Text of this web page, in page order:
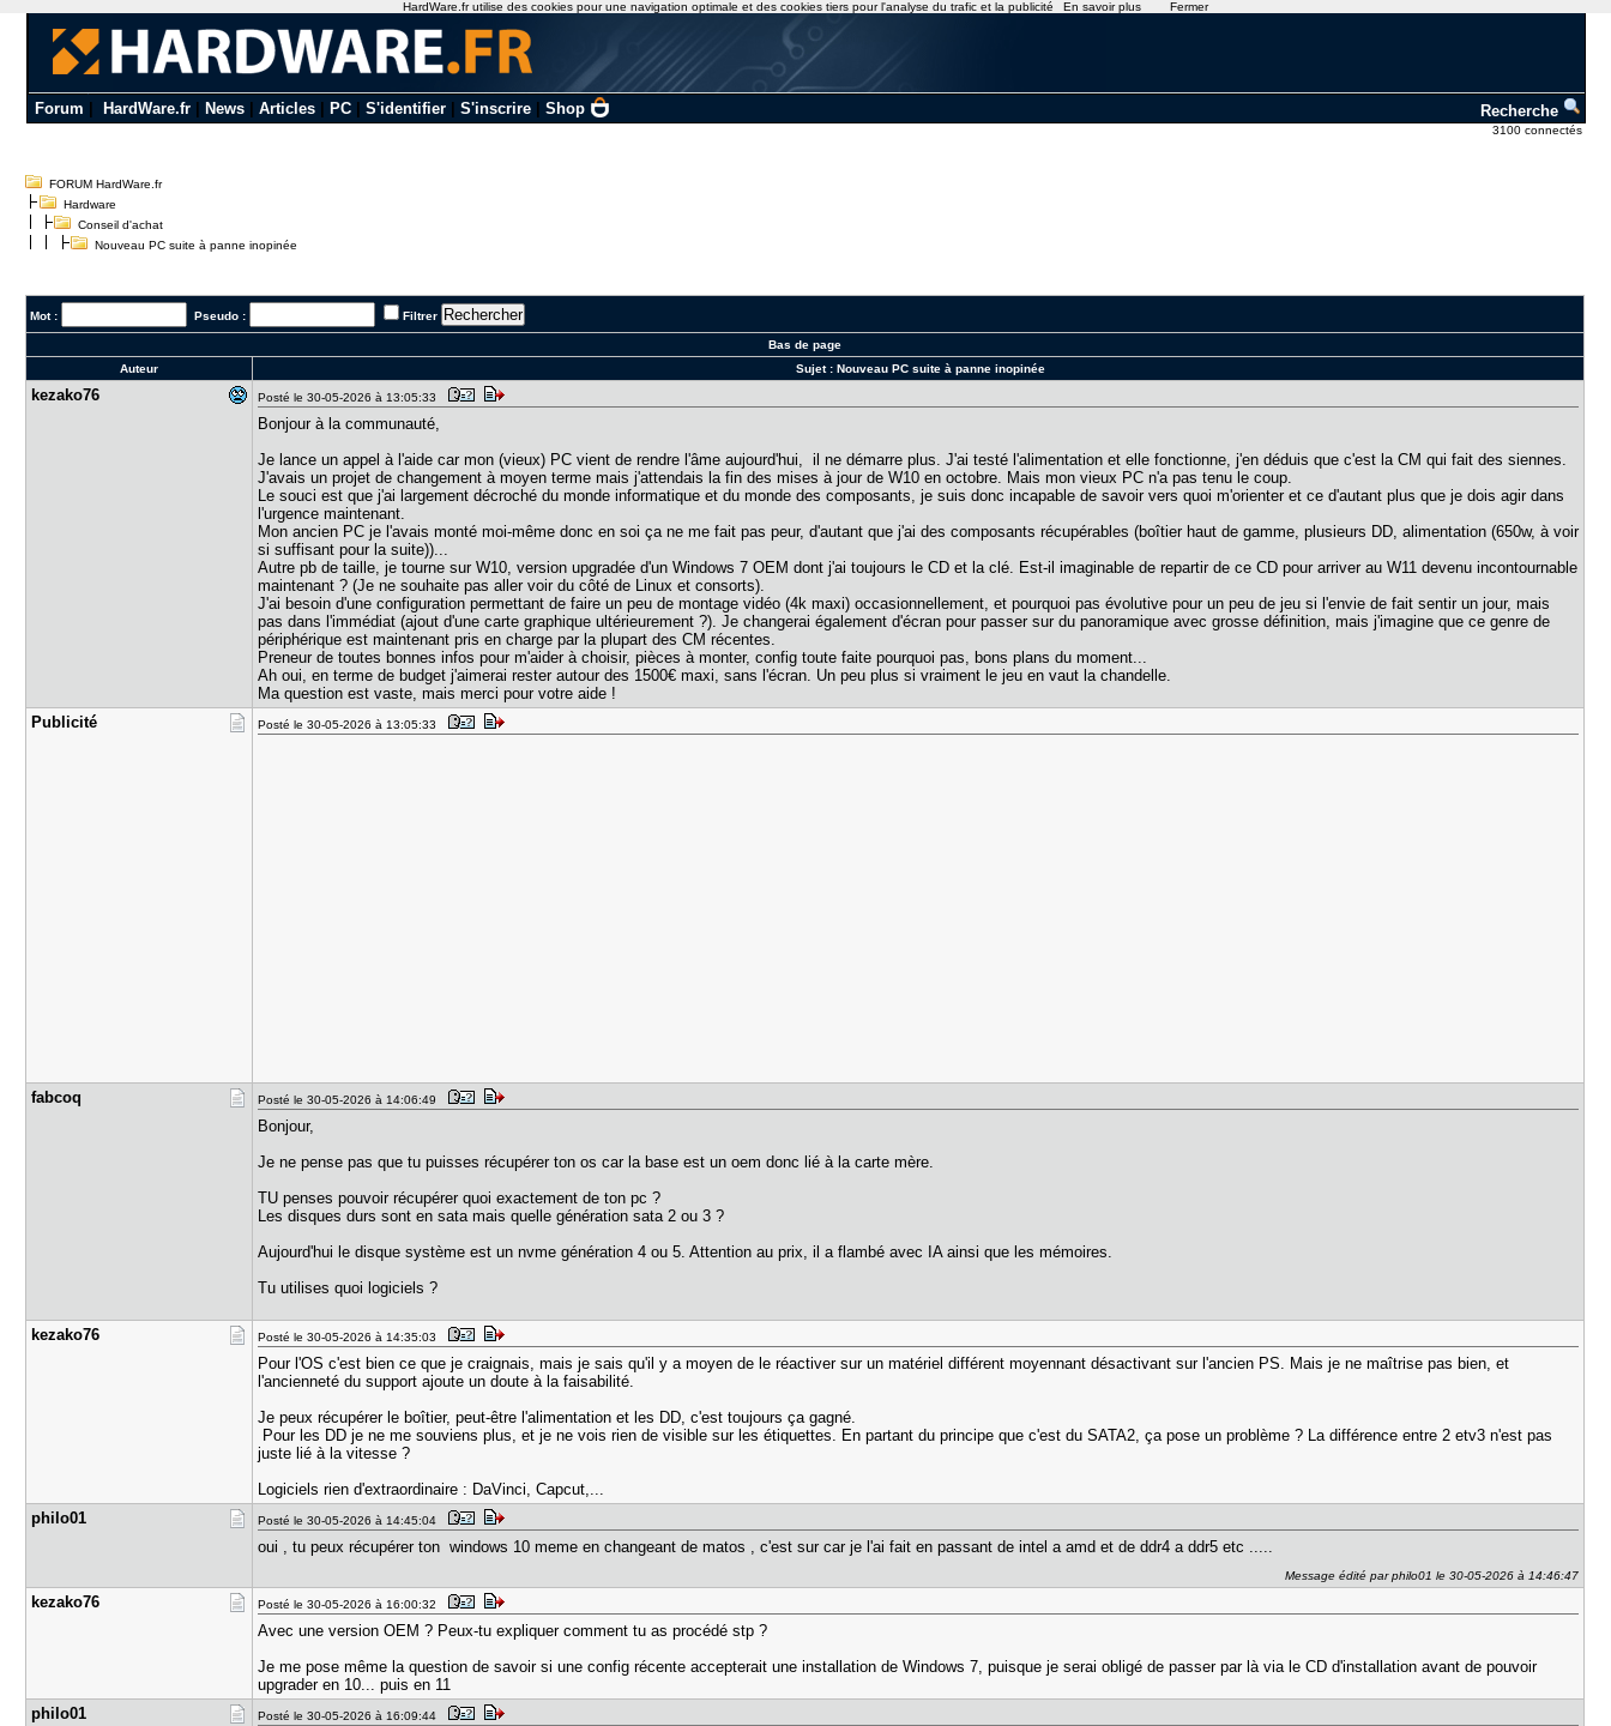
Forum HardWare.fr| News| Articles| PC| S'identifier| S'inscrire| Shop Recherche
3100 connectés
FORUM HardWare.fr
Hardware
Conseil d'achat
Nouveau PC suite à panne inopinée
Mot : Pseudo : Filtrer
Bas de page
Auteur
Sujet : Nouveau PC suite à panne inopinée
kezako76 Posté le 30-05-2026 à 13:05:33
Bonjour à la communauté,
Je lance un appel à l'aide car mon (vieux) PC vient de rendre l'âme aujourd'hui, il ne démarre plus. J'ai testé l'alimentation et elle fonctionne, j'en déduis que c'est la CM qui fait des siennes.
J'avais un projet de changement à moyen terme mais j'attendais la fin des mises à jour de W10 en octobre. Mais mon vieux PC n'a pas tenu le coup.
Le souci est que j'ai largement décroché du monde informatique et du monde des composants, je suis donc incapable de savoir vers quoi m'orienter et ce d'autant plus que je dois agir dans
l'urgence maintenant.
Mon ancien PC je l'avais monté moi-même donc en soi ça ne me fait pas peur, d'autant que j'ai des composants récupérables (boîtier haut de gamme, plusieurs DD, alimentation (650w, à voir
si suffisant pour la suite))...
Autre pb de taille, je tourne sur W10, version upgradée d'un Windows 7 OEM dont j'ai toujours le CD et la clé. Est-il imaginable de repartir de ce CD pour arriver au W11 devenu incontournable
maintenant ? (Je ne souhaite pas aller voir du côté de Linux et consorts).
J'ai besoin d'une configuration permettant de faire un peu de montage vidéo (4k maxi) occasionnellement, et pourquoi pas évolutive pour un peu de jeu si l'envie de fait sentir un jour, mais
pas dans l'immédiat (ajout d'une carte graphique ultérieurement ?). Je changerai également d'écran pour passer sur du panoramique avec grosse définition, mais j'imagine que ce genre de
périphérique est maintenant pris en charge par la plupart des CM récentes.
Preneur de toutes bonnes infos pour m'aider à choisir, pièces à monter, config toute faite pourquoi pas, bons plans du moment...
Ah oui, en terme de budget j'aimerai rester autour des 1500€ maxi, sans l'écran. Un peu plus si vraiment le jeu en vaut la chandelle.
Ma question est vaste, mais merci pour votre aide !
Publicité
Posté le 30-05-2026 à 13:05:33
fabcoq Posté le 30-05-2026 à 14:06:49
Bonjour,
Je ne pense pas que tu puisses récupérer ton os car la base est un oem donc lié à la carte mère.
TU penses pouvoir récupérer quoi exactement de ton pc ?
Les disques durs sont en sata mais quelle génération sata 2 ou 3 ?
Aujourd'hui le disque système est un nvme génération 4 ou 5. Attention au prix, il a flambé avec IA ainsi que les mémoires.
Tu utilises quoi logiciels ?
kezako76 Posté le 30-05-2026 à 14:35:03
Pour l'OS c'est bien ce que je craignais, mais je sais qu'il y a moyen de le réactiver sur un matériel différent moyennant désactivant sur l'ancien PS. Mais je ne maîtrise pas bien, et
l'ancienneté du support ajoute un doute à la faisabilité.
Je peux récupérer le boîtier, peut-être l'alimentation et les DD, c'est toujours ça gagné.
Pour les DD je ne me souviens plus, et je ne vois rien de visible sur les étiquettes. En partant du principe que c'est du SATA2, ça pose un problème ? La différence entre 2 etv3 n'est pas
juste lié à la vitesse ?
Logiciels rien d'extraordinaire : DaVinci, Capcut,...
philo01
Posté le 30-05-2026 à 14:45:04
oui , tu peux récupérer ton windows 10 meme en changeant de matos , c'est sur car je l'ai fait en passant de intel a amd et de ddr4 a ddr5 etc .....
Message édité par philo01 le 30-05-2026 à 14:46:47
kezako76 Posté le 30-05-2026 à 16:00:32
Avec une version OEM ? Peux-tu expliquer comment tu as procédé stp ?
Je me pose même la question de savoir si une config récente accepterait une installation de Windows 7, puisque je serai obligé de passer par là via le CD d'installation avant de pouvoir
upgrader en 10... puis en 11
philo01
Posté le 30-05-2026 à 16:09:44
HardWare.fr utilise des cookies pour une navigation optimale et des cookies tiers pour l'analyse du trafic et la publicité En savoir plus Fermer